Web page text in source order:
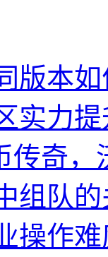
版本
实力
传奇
组队
操作